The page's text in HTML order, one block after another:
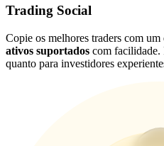
BTC Flexible Staking | Daily
Trading Social
Copie os melhores traders com
ativos suportados com facilidade.
quanto para investidores